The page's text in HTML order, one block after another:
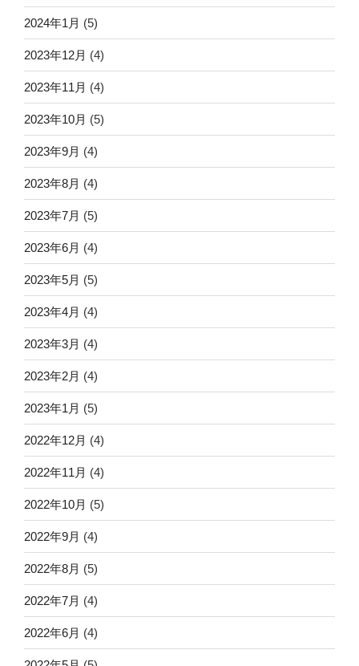
2024年1月 (5)
2023年12月 (4)
2023年11月 (4)
2023年10月 (5)
2023年9月 (4)
2023年8月 (4)
2023年7月 (5)
2023年6月 (4)
2023年5月 (5)
2023年4月 (4)
2023年3月 (4)
2023年2月 (4)
2023年1月 (5)
2022年12月 (4)
2022年11月 (4)
2022年10月 (5)
2022年9月 (4)
2022年8月 (5)
2022年7月 (4)
2022年6月 (4)